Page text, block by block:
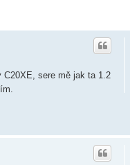
sere mě jak ta 1.2